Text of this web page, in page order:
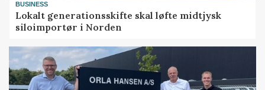
BUSINESS
Lokalt generationsskifte skal løfte midtjysk
siloimportør i Norden